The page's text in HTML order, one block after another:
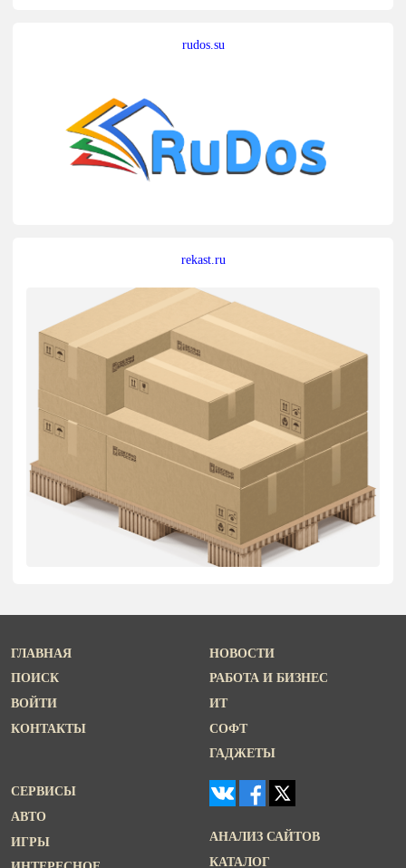
rudos.su
rekast.ru
ГЛАВНАЯ
ПОИСК
ВОЙТИ
КОНТАКТЫ
НОВОСТИ
РАБОТА И БИЗНЕС
ИТ
СОФТ
ГАДЖЕТЫ
СЕРВИСЫ
АВТО
ИГРЫ
АНАЛИЗ САЙТОВ
КАТАЛОГ